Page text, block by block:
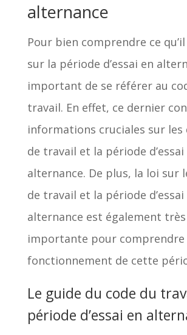
alternance
Pour bien comprendre ce
sur la période d’essai en
important de se référer au
travail. En effet, ce dernier
informations cruciales sur
de travail et la période d’essai
alternance. De plus, la loi sur
de travail et la période d’essai
alternance est également très
importante pour comprendre
fonctionnement de cette
Le guide du code du
période d’essai en